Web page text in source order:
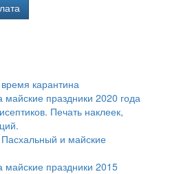
карантина
праздники 2020 года
Печать наклеек,
и майские
праздники 2015